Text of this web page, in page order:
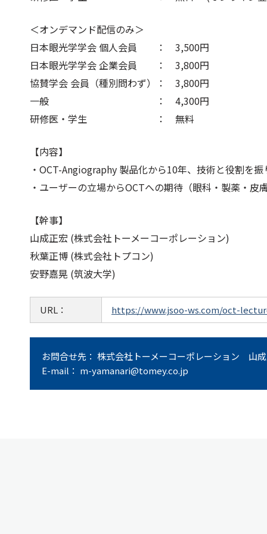
＜オンデマンド配信のみ＞
日本眼光学学会 個人会員 ： 3,500円
日本眼光学学会 企業会員 ： 3,800円
協賛学会 会員（種別問わず）： 3,800円
一般 ： 4,300円
研修医・学生 ： 無料
【内容】
・OCT-Angiography 製品化から10年、技術と役割を振
・ユーザーの立場からOCTへの期待（眼科・製薬・皮膚
【幹事】
山成正宏 (株式会社トーメーコーポレーション)
秋葉正博 (株式会社トプコン)
安野嘉晃 (筑波大学)
URL： https://www.jsoo-ws.com/oct-
お問合せ先： 株式会社トーメーコーポレーション 山
E-mail： m-yamanari@tomey.co.jp